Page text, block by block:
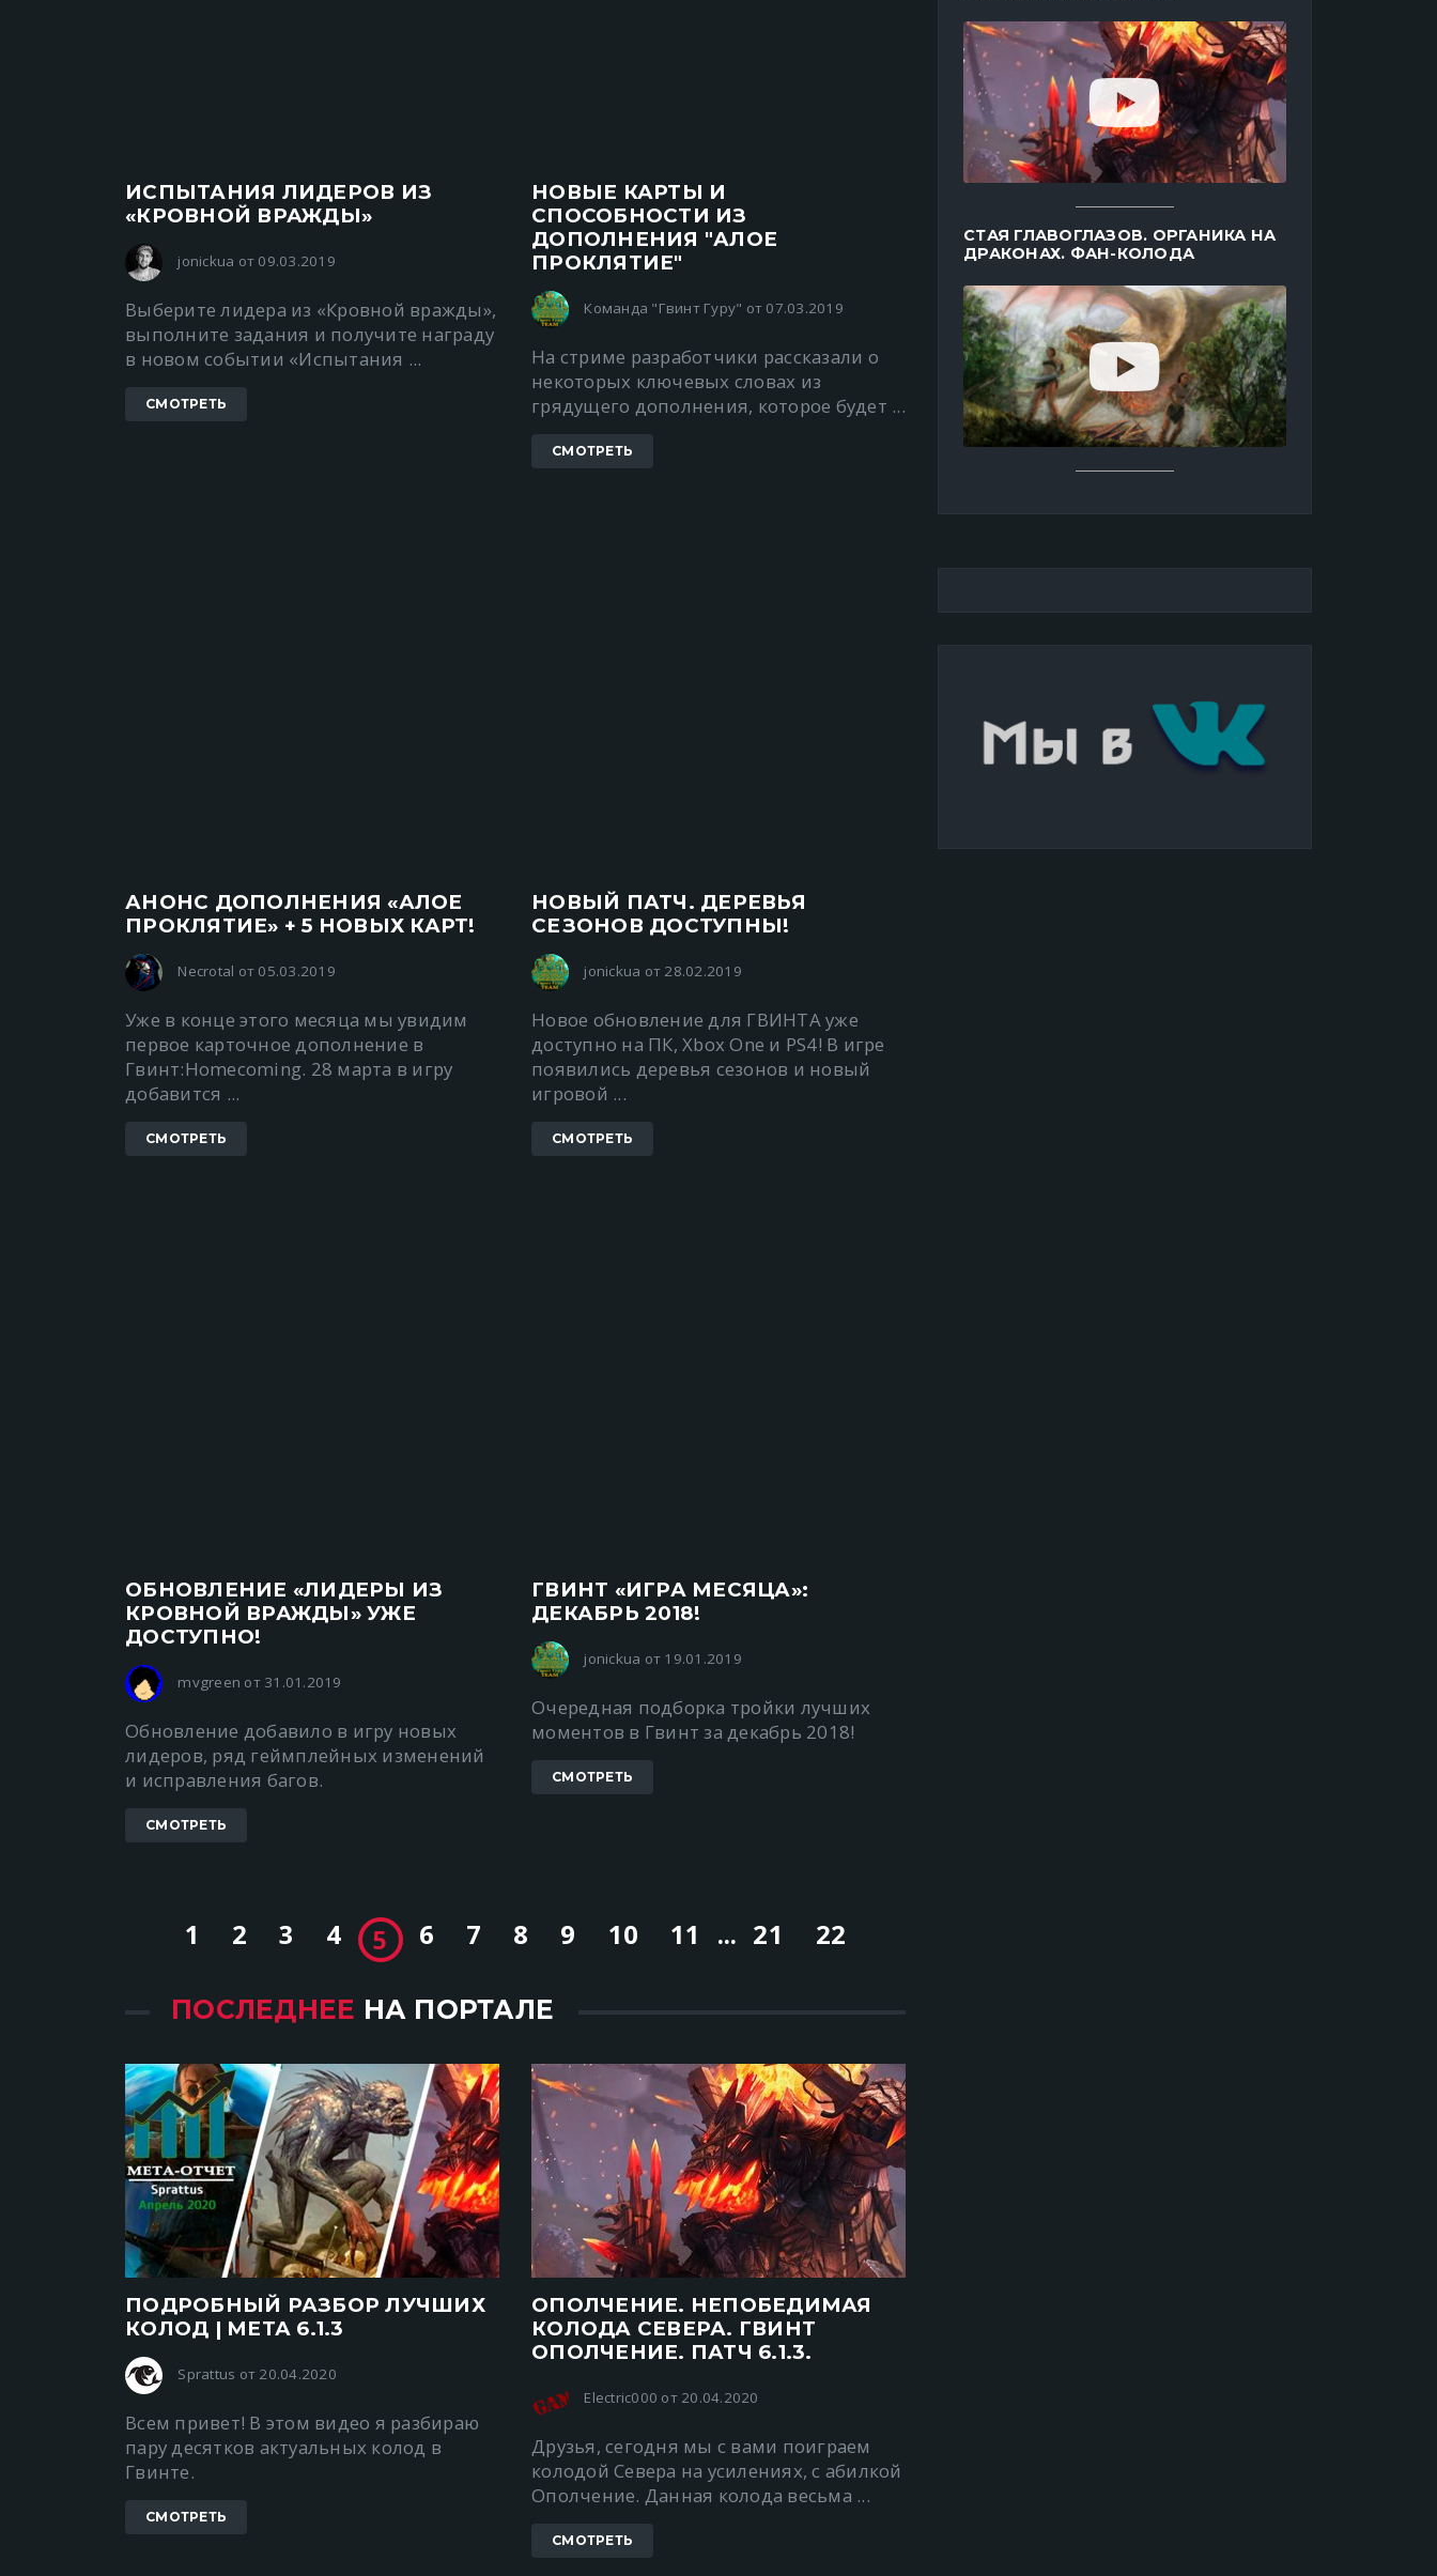
ИСПЫТАНИЯ ЛИДЕРОВ ИЗ
«КРОВНОЙ ВРАЖДЫ»
jonickua от 09.03.2019
Выберите лидера из «Кровной вражды»,
выполните задания и получите награду
в новом событии «Испытания ...
СМОТРЕТЬ
НОВЫЕ КАРТЫ И
СПОСОБНОСТИ ИЗ
ДОПОЛНЕНИЯ "АЛОЕ
ПРОКЛЯТИЕ"
Команда "Гвинт Гуру" от 07.03.2019
На стриме разработчики рассказали о
некоторых ключевых словах из
грядущего дополнения, которое будет ...
СМОТРЕТЬ
АНОНС ДОПОЛНЕНИЯ «АЛОЕ
ПРОКЛЯТИЕ» + 5 НОВЫХ КАРТ!
Necrotal от 05.03.2019
Уже в конце этого месяца мы увидим
первое карточное дополнение в
Гвинт:Homecoming. 28 марта в игру
добавится ...
СМОТРЕТЬ
НОВЫЙ ПАТЧ. ДЕРЕВЬЯ
СЕЗОНОВ ДОСТУПНЫ!
jonickua от 28.02.2019
Новое обновление для ГВИНТА уже
доступно на ПК, Xbox One и PS4! В игре
появились деревья сезонов и новый
игровой ...
СМОТРЕТЬ
ОБНОВЛЕНИЕ «ЛИДЕРЫ ИЗ
КРОВНОЙ ВРАЖДЫ» УЖЕ
ДОСТУПНО!
mvgreen от 31.01.2019
Обновление добавило в игру новых
лидеров, ряд геймплейных изменений
и исправления багов.
СМОТРЕТЬ
ГВИНТ «ИГРА МЕСЯЦА»:
ДЕКАБРЬ 2018!
jonickua от 19.01.2019
Очередная подборка тройки лучших
моментов в Гвинт за декабрь 2018!
СМОТРЕТЬ
1 2 3 4 5 6 7 8 9 10 11 ... 21 22
ПОСЛЕДНЕЕ НА ПОРТАЛЕ
ПОДРОБНЫЙ РАЗБОР ЛУЧШИХ
КОЛОД | МЕТА 6.1.3
Sprattus от 20.04.2020
Всем привет! В этом видео я разбираю
пару десятков актуальных колод в
Гвинте.
СМОТРЕТЬ
ОПОЛЧЕНИЕ. НЕПОБЕДИМАЯ
КОЛОДА СЕВЕРА. ГВИНТ
ОПОЛЧЕНИЕ. ПАТЧ 6.1.3.
Electric000 от 20.04.2020
Друзья, сегодня мы с вами поиграем
колодой Севера на усилениях, с абилкой
Ополчение. Данная колода весьма ...
СМОТРЕТЬ
СТАЯ ГЛАВОГЛАЗОВ. ОРГАНИКА НА
ДРАКОНАХ. ФАН-КОЛОДА